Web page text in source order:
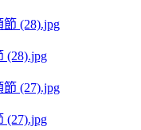
(28).jpg
(27).jpg